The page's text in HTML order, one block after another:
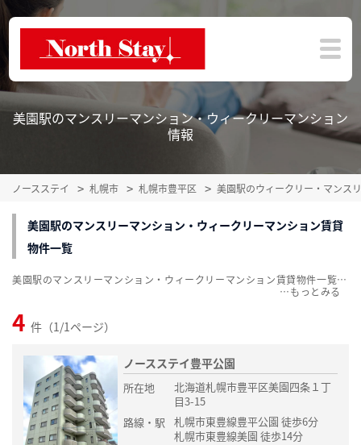
美園駅のマンスリーマンション・ウィークリーマンション
情報
ノースステイ 札幌市 札幌市豊平区 美園駅のウィークリー・マンス
美園駅のマンスリーマンション・ウィークリーマンション賃貸
物件一覧
4 件（1/1ページ）
ノースステイ豊平公園
所在地
北海道札幌市豊平区美園四条１丁
目3-15
路線・駅
札幌市東豊線豊平公園 徒歩6分
札幌市東豊線美園 徒歩14分
美園駅のマンスリーマンション・ウィークリーマンション賃貸物件一覧を掲載中。敷金・礼金無料、家具・家電付をご紹介。こだわり条件での絞込みも簡単！
…